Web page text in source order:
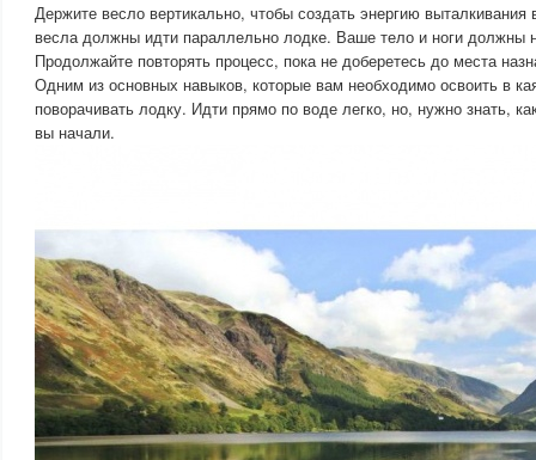
Держите весло вертикально, чтобы создать энергию
весла должны идти параллельно лодке. Ваше тело и ноги должны
Продолжайте повторять процесс, пока не доберетесь до места
​Одним из основных навыков, которые вам необходимо освоить в
поворачивать лодку. Идти прямо по воде легко, но, нужно знать,
вы начали.